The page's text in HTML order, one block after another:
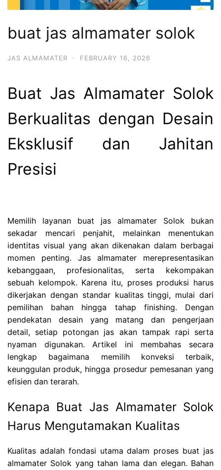
buat jas almamater solok
JAS ALMAMATER · FEBRUARY 16, 2026
Buat Jas Almamater Solok
Berkualitas dengan Desain
Eksklusif dan Jahitan
Presisi
Memilih layanan buat jas almamater Solok bukan
sekadar mencari penjahit, melainkan menentukan
identitas visual yang akan dikenakan dalam berbagai
momen penting. Jas almamater merepresentasikan
kebanggaan, profesionalitas, serta kekompakan
sebuah kelompok. Karena itu, proses produksi harus
dikerjakan dengan standar kualitas tinggi, mulai dari
pemilihan bahan hingga tahap finishing. Dengan
pendekatan desain yang matang dan pengerjaan
detail, setiap potongan jas akan tampak rapi serta
nyaman digunakan. Artikel ini membahas secara
lengkap bagaimana memilih konveksi terbaik,
keunggulan produk, hingga prosedur pemesanan yang
efisien dan terarah.
Kenapa Buat Jas Almamater Solok
Harus Mengutamakan Kualitas
Kualitas adalah fondasi utama dalam proses buat jas
almamater Solok yang tahan lama dan elegan. Bahan